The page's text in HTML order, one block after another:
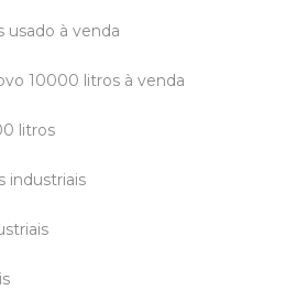
usado à venda
10000 litros à venda
litros
industriais